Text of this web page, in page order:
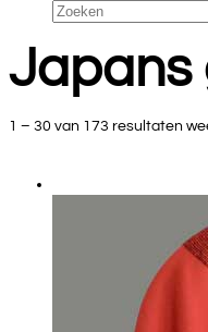
Zoeken
Japans
1 – 30 van 173 resultaten